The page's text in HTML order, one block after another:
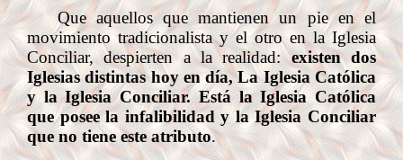
Que aquellos que mantienen un pie en el
movimiento tradicionalista y el otro en la Iglesia
Conciliar, despierten a la realidad:existen dos
Iglesias distintas hoy en día, La Iglesia Católica
y la Iglesia Conciliar. Está la Iglesia Católica
que posee la infalibilidad y la Iglesia Conciliar
que no tiene este atributo.